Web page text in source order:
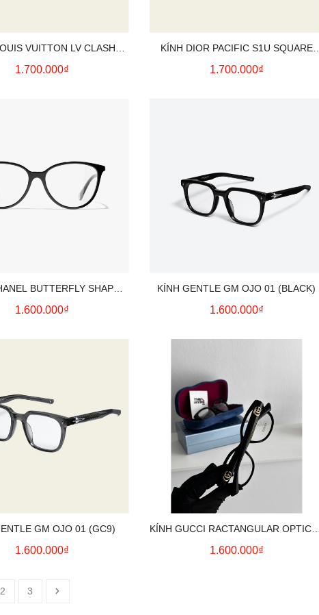
VUITTON LV CLASH
LOGO (BLACK)
1.700.000₫
KÍNH DIOR PACIFIC S1U SQUARE
(BLACK)
1.700.000₫
BUTTERFLY SHAPE
(BLACK)
1.600.000₫
KÍNH GENTLE GM OJO 01 (BLACK)
1.600.000₫
GM OJO 01 (GC9)
1.600.000₫
KÍNH GUCCI RACTANGULAR OPTICAL
FRAME (BLACK)
1.600.000₫
2 3